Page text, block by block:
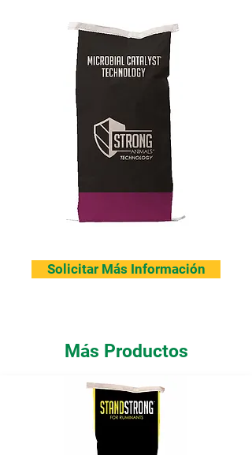
Solicitar Más Información
Más Productos